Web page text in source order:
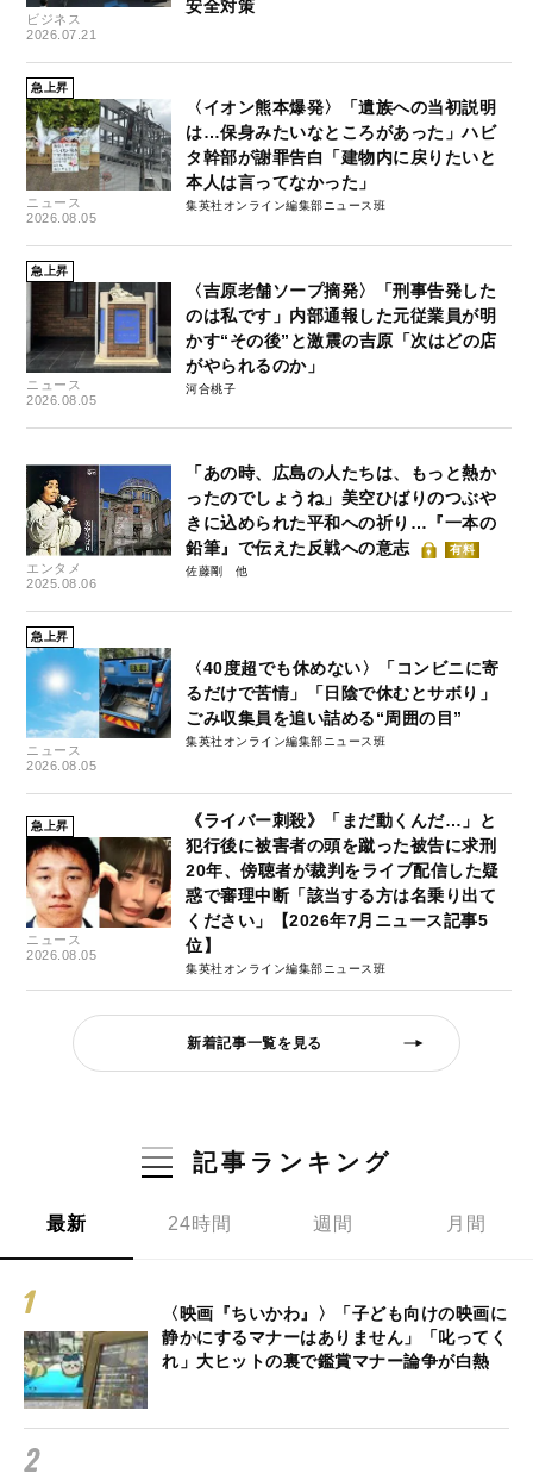
ビジネス
2026.07.21
安全対策
急上昇
ニュース
2026.08.05
〈イオン熊本爆発〉「遺族への当初説明
は…保身みたいなところがあった」ハビ
タ幹部が謝罪告白「建物内に戻りたいと
本人は言ってなかった」
集英社オンライン編集部ニュース班
急上昇
ニュース
2026.08.05
〈吉原老舗ソープ摘発〉「刑事告発した
のは私です」内部通報した元従業員が明
かす“その後”と激震の吉原「次はどの店
がやられるのか」
河合桃子
エンタメ
2025.08.06
「あの時、広島の人たちは、もっと熱か
ったのでしょうね」美空ひばりのつぶや
きに込められた平和への祈り…『一本の
鉛筆』で伝えた反戦への意志
有料
佐藤剛
急上昇
ニュース
2026.08.05
〈40度超でも休めない〉「コンビニに寄
るだけで苦情」「日陰で休むとサボり」
ごみ収集員を追い詰める“周囲の目”
集英社オンライン編集部ニュース班
急上昇
ニュース
2026.08.05
《ライバー刺殺》「まだ動くんだ…」と
犯行後に被害者の頭を蹴った被告に求刑
20年、傍聴者が裁判をライブ配信した疑
惑で審理中断「該当する方は名乗り出て
ください」【2026年7月ニュース記事5
位】
集英社オンライン編集部ニュース班
新着記事一覧を見る
記事ランキング
最新 24時間 週間 月間
〈映画『ちいかわ』〉「子ども向けの映画に
静かにするマナーはありません」「叱ってく
れ」大ヒットの裏で鑑賞マナー論争が白熱